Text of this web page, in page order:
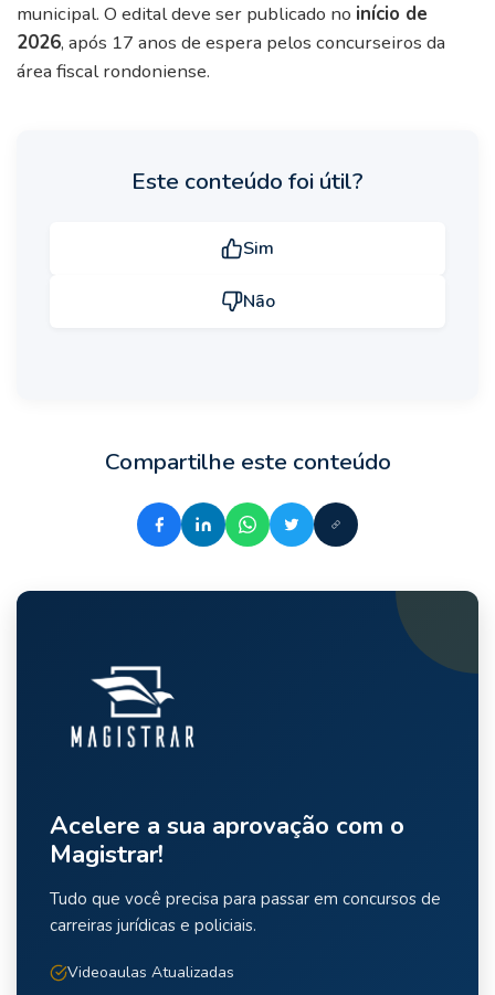
municipal. O edital deve ser publicado no início de
2026, após 17 anos de espera pelos concurseiros da
área fiscal rondoniense.
Este conteúdo foi útil?
Sim
Não
Compartilhe este conteúdo
Acelere a sua aprovação com o
Magistrar!
Tudo que você precisa para passar em concursos de
carreiras jurídicas e policiais.
Videoaulas Atualizadas